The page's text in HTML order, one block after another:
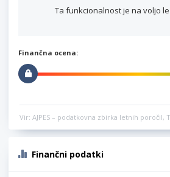
Ta funkcionalnost je na voljo
Finančna ocena:
Vir: AJPES – podatkovna zbirka letnih poročil,
Finančni podatki